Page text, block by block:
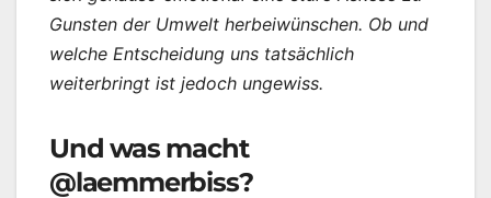
Gunsten der Umwelt herbeiwünschen. Ob und
welche Entscheidung uns tatsächlich
weiterbringt ist jedoch ungewiss.
Und was macht
@laemmerbiss?